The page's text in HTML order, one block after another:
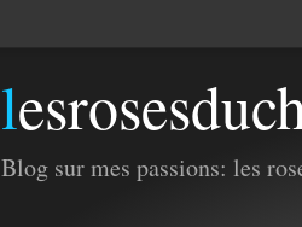
Blog sur mes passions: les